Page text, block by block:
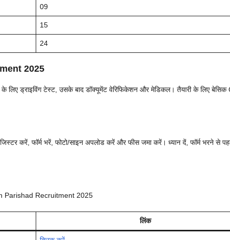
09
15
24
2025
के लिए ड्राइविंग टेस्ट, उसके बाद डॉक्यूमेंट वेरिफिकेशन और मेडिकल। तैयारी के लिए
करें, फॉर्म भरें, फोटो/साइन अपलोड करें और फीस जमा करें। ध्यान दें, फॉर्म भरने से
Parishad Recruitment 2025
लिंक